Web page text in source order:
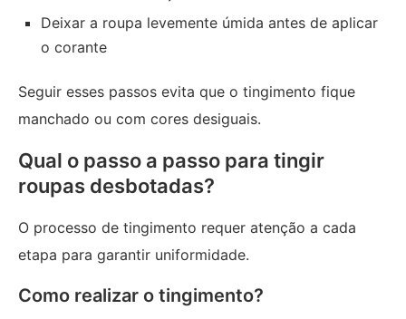
Deixar a roupa levemente úmida antes de aplicar
o corante
Seguir esses passos evita que o tingimento fique
manchado ou com cores desiguais.
Qual o passo a passo para tingir
roupas desbotadas?
O processo de tingimento requer atenção a cada
etapa para garantir uniformidade.
Como realizar o tingimento?